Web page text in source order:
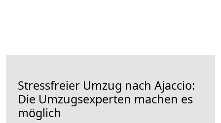
Stressfreier Umzug nach Ajaccio:
Die Umzugsexperten machen es
möglich